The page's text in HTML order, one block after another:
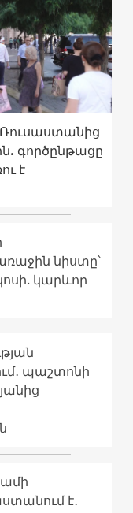
Ռուսաստանից
գործընթացը
է
նիստը՝
կարևոր
պաշտոնի
է․